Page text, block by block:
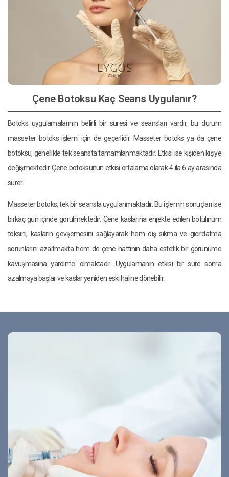
Çene Botoksu Kaç Seans Uygulanır?
Botoks uygulamalarının belirli bir süresi ve seansları vardır, bu durum
masseter botoks işlemi için de geçerlidir. Masseter botoks ya da çene
botoksu, genellikle tek seansta tamamlanmaktadır. Etkisi ise kişiden kişiye
değişmektedir. Çene botoksunun etkisi ortalama olarak 4 ila 6 ay arasında
sürer.
Masseter botoks, tek bir seansla uygulanmaktadır. Bu işlemin sonuçları ise
birkaç gün içinde görülmektedir. Çene kaslarına enjekte edilen botulinum
toksini, kasların gevşemesini sağlayarak hem diş sıkma ve gıcırdatma
sorunlarını azaltmakta hem de çene hattının daha estetik bir görünüme
kavuşmasına yardımcı olmaktadır. Uygulamanın etkisi bir süre sonra
azalmaya başlar ve kaslar yeniden eski haline dönebilir.